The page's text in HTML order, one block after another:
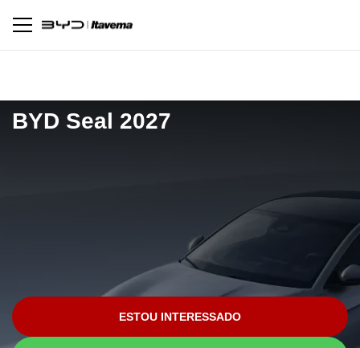
BYD Seal 2027
ESTOU INTERESSADO